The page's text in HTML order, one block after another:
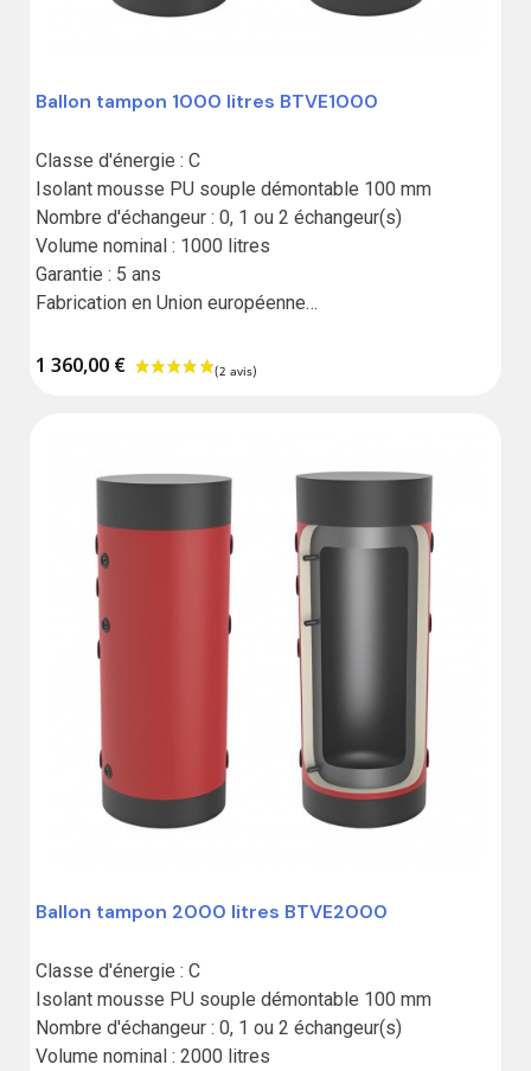
Ballon tampon 1000 litres BTVE1000
Classe d'énergie : C
Isolant mousse PU souple démontable 100 mm
Nombre d'échangeur : 0, 1 ou 2 échangeur(s)
Volume nominal : 1000 litres
Garantie : 5 ans
Fabrication en Union européenne
1 360,00 €
Ballon tampon 2000 litres BTVE2000
Classe d'énergie : C
Isolant mousse PU souple démontable 100 mm
Nombre d'échangeur : 0, 1 ou 2 échangeur(s)
Volume nominal : 2000 litres